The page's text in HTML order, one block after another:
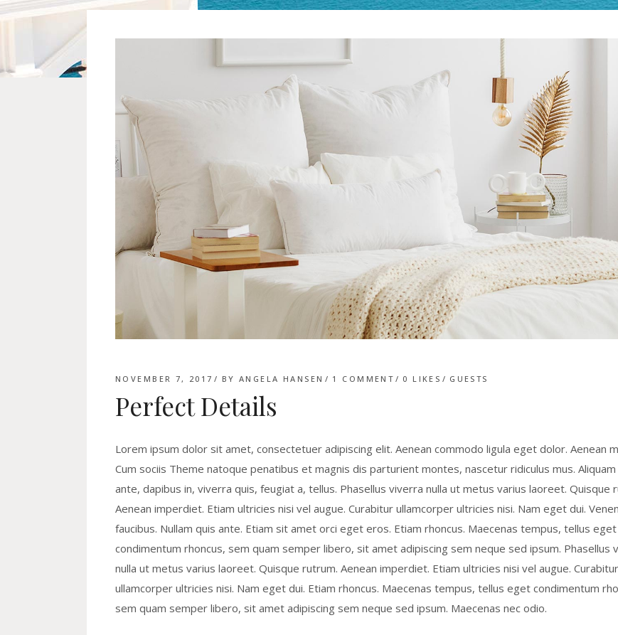
NOVEMBER 7, 2017 BY ANGELA HANSEN 1 COMMENT 0 LIKES GUESTS
Perfect Details
Lorem ipsum dolor sit amet, consectetuer adipiscing elit. Aenean commodo ligula eget dolor. Aenean
Cum sociis Theme natoque penatibus et magnis dis parturient montes, nascetur ridiculus mus.
ante, dapibus in, viverra quis, feugiat a, tellus. Phasellus viverra nulla ut metus varius laoreet. Quisque
Aenean imperdiet. Etiam ultricies nisi vel augue. Curabitur ullamcorper ultricies nisi. Nam eget dui.
faucibus. Nullam quis ante. Etiam sit amet orci eget eros. Etiam rhoncus. Maecenas tempus, tellus eget
condimentum rhoncus, sem quam semper libero, sit amet adipiscing sem neque sed ipsum. Phasellus
nulla ut metus varius laoreet. Quisque rutrum. Aenean imperdiet. Etiam ultricies nisi vel augue. Curabitur
ullamcorper ultricies nisi. Nam eget dui. Etiam rhoncus. Maecenas tempus, tellus eget condimentum
sem quam semper libero, sit amet adipiscing sem neque sed ipsum. Maecenas nec odio.